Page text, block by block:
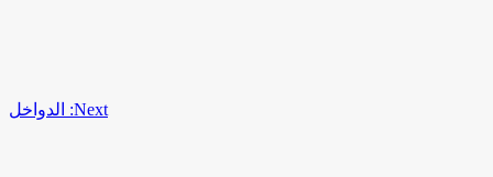
Next: الدواخل